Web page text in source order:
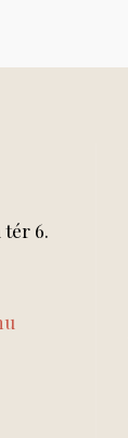
tér 6.